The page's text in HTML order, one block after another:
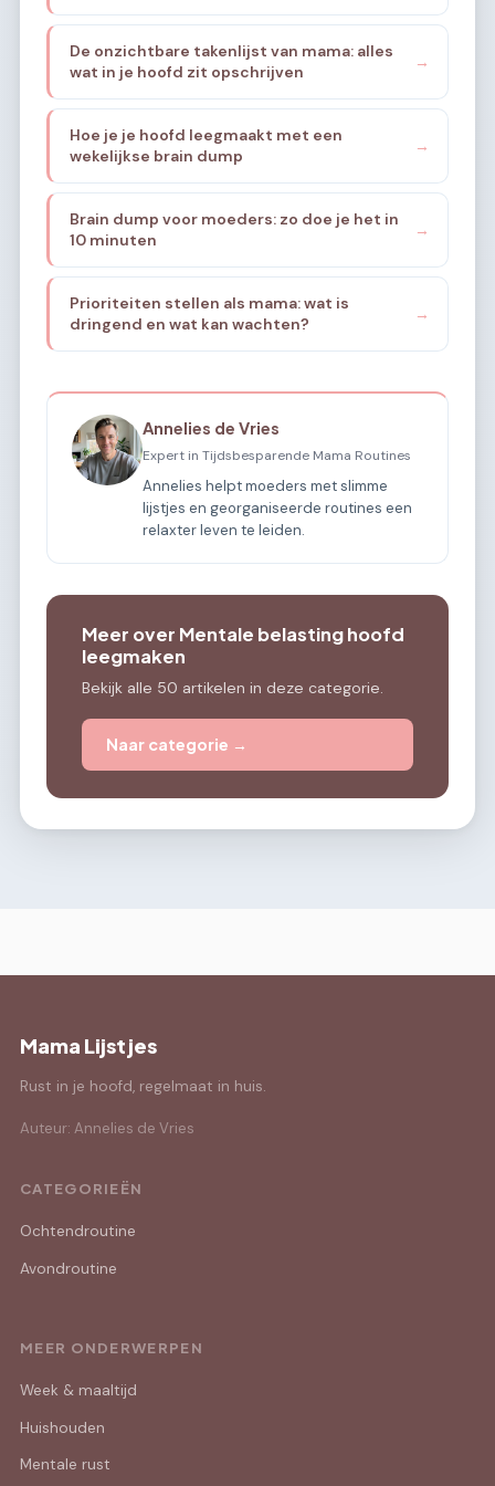
De onzichtbare takenlijst van mama: alles
wat in je hoofd zit opschrijven
→
Hoe je je hoofd leegmaakt met een
wekelijkse brain dump
→
Brain dump voor moeders: zo doe je het in
10 minuten
→
Prioriteiten stellen als mama: wat is
dringend en wat kan wachten?
→
Annelies de Vries
Expert in Tijdsbesparende Mama Routines
Annelies helpt moeders met slimme
lijstjes en georganiseerde routines een
relaxter leven te leiden.
Meer over Mentale belasting hoofd
leegmaken
Bekijk alle 50 artikelen in deze categorie.
Naar categorie →
Mama Lijstjes
Rust in je hoofd, regelmaat in huis.
Auteur: Annelies de Vries
CATEGORIEËN
Ochtendroutine
Avondroutine
MEER ONDERWERPEN
Week & maaltijd
Huishouden
Mentale rust